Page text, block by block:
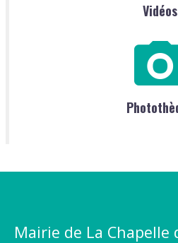
Vidéos
Mairie de La Chapelle